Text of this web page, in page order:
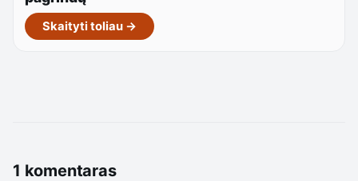
Skaityti toliau →
1 komentaras